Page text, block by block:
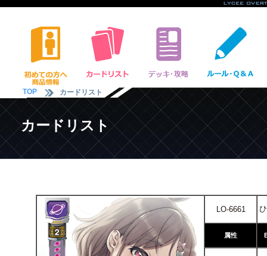
TOP カードリスト
カードリスト
LO-6661
属性